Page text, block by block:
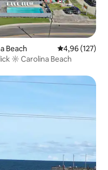
Beach
4,96 (127)
☼ Carolina Beach